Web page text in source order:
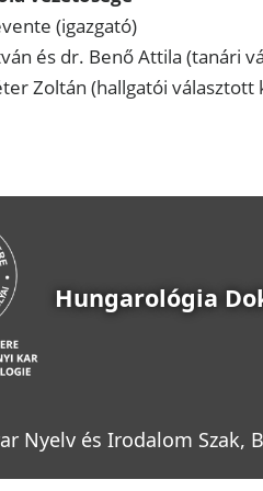
(igazgató)
és dr. Benő Attila (tanári
Zoltán (hallgatói választott
Hungarológia
Nyelv és Irodalom Szak,